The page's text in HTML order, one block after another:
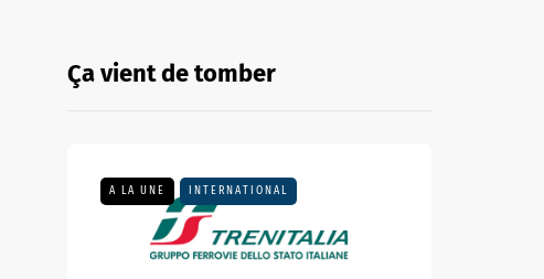
Ça vient de tomber
A LA UNE INTERNATIONAL